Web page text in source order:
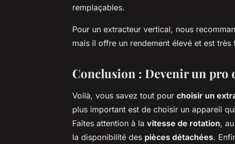
remplaçables.
Pour un extracteur vertical, nous
mais il offre un rendement élevé et est très
Conclusion : Devenir un pro
Voilà, vous savez tout pour choisir un
plus important est de choisir un appareil
Faites attention à la vitesse de rotation,
la disponibilité des pièces détachées.